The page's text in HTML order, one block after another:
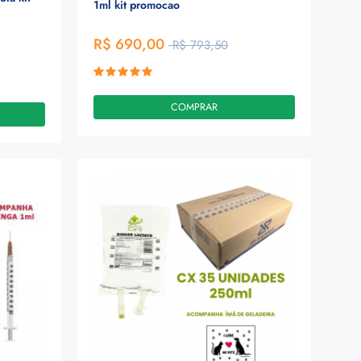
1ml kit promocao
R$ 690,00 R$ 793,50
COMPRAR